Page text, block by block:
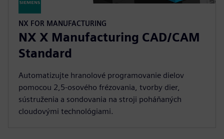
NX FOR MANUFACTURING
NX X Manufacturing CAD/CAM
Standard
Automatizujte hranolové programovanie dielov
pomocou 2,5-osového frézovania, tvorby dier,
sústruženia a sondovania na stroji poháňaných
cloudovými technológiami.